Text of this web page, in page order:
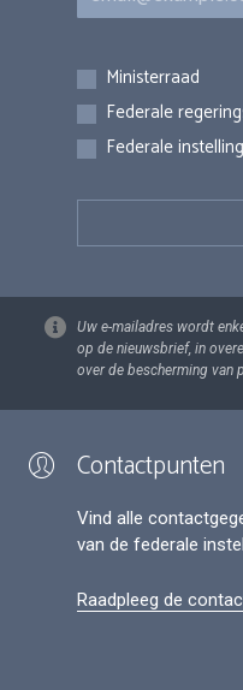
Inschrijvingen
Ministerraad
Federale
Federale
Uw e-mailadres wordt
op de nieuwsbrief, in
over de bescherming van
Contactpunten
Vind alle
van de federale
Raadpleeg de